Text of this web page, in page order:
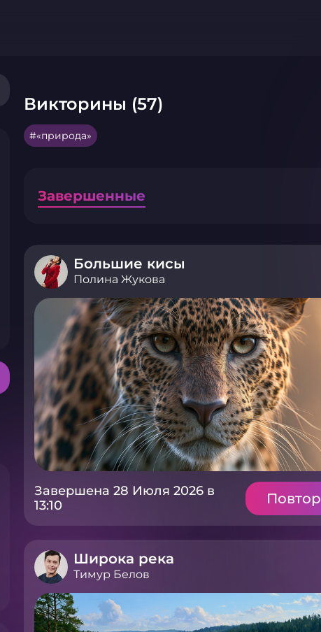
Викторины (57)
«природа»
Завершенные
Большие кисы
Полина Жукова
Завершена 28 Июля 2026 в
13:10
Повтор
Широка река
Тимур Белов